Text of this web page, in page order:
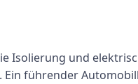
Isolierung und
führender